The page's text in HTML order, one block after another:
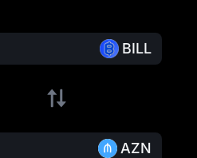
BILL
AZN